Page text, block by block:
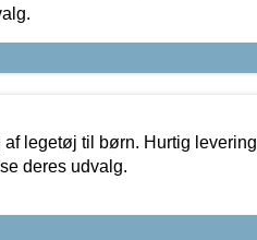
legetøj til børn. Hurtig levering
deres udvalg.